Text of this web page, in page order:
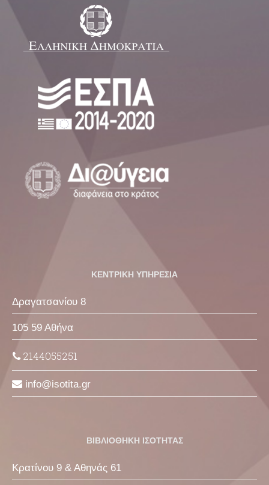
ΚΕΝΤΡΙΚΗ ΥΠΗΡΕΣΙΑ
Δραγατσανίου 8
105 59 Αθήνα
2144055251
info isotita gr
ΒΙΒΛΙΟΘΗΚΗ ΙΣΟΤΗΤΑΣ
Κρατίνου 9 & Αθηνάς 61